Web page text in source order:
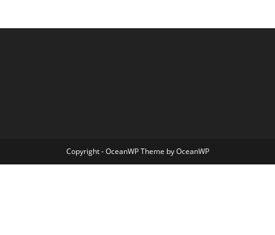
Copyright - OceanWP Theme by OceanWP